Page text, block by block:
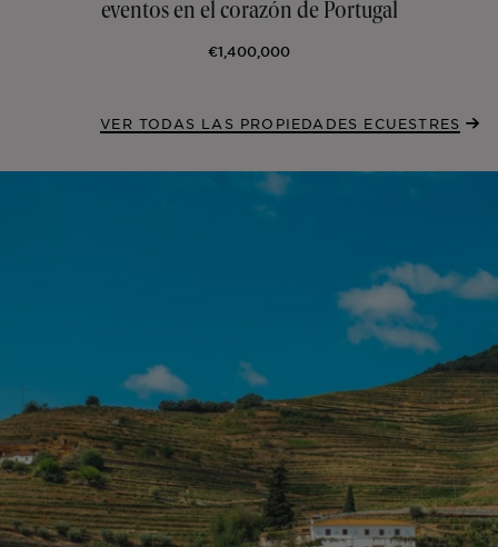
eventos en el corazón de Portugal
€1,400,000
VER TODAS LAS PROPIEDADES ECUESTRES